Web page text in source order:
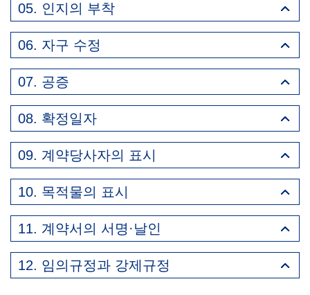
05. 인지의 부착
06. 자구 수정
07. 공증
08. 확정일자
09. 계약당사자의 표시
10. 목적물의 표시
11. 계약서의 서명·날인
12. 임의규정과 강제규정